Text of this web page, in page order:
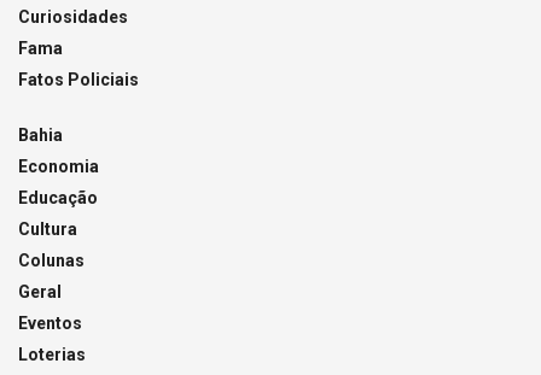
Curiosidades
Fama
Fatos Policiais
Bahia
Economia
Educação
Cultura
Colunas
Geral
Eventos
Loterias